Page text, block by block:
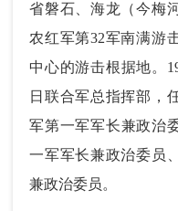
省磐石、海龙（今梅
农红军第32军南满游
中心的游击根据地。
日联合军总指挥部，
军第一军军长兼政治
一军军长兼政治委员
兼政治委员。